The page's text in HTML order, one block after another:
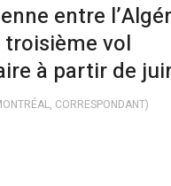
entre
troisième vol
à partir de
CORRESPONDANT)